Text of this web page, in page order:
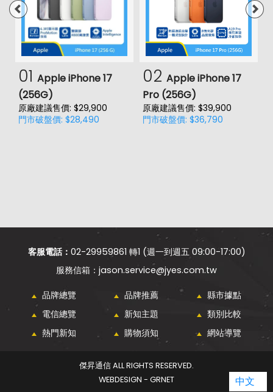
01 Apple iPhone 17
(256G)
原廠建議售價: $29,900
門市破盤價: $28,490
02 Apple iPhone 17
Pro (256G)
原廠建議售價: $39,900
門市破盤價: $36,790
客服電話： 02-29959861 轉1 (週一到週五 09:00-17:00)
jason.service@jyes.com.tw
品牌總覽 品牌推薦
縣市據點
電信總覽
新知主題
類別比較
熱門新知
購物須知 網站導覽
傑昇通信 ALL RIGHTS RESERVED.
WEBDESIGN - GRNET
中文